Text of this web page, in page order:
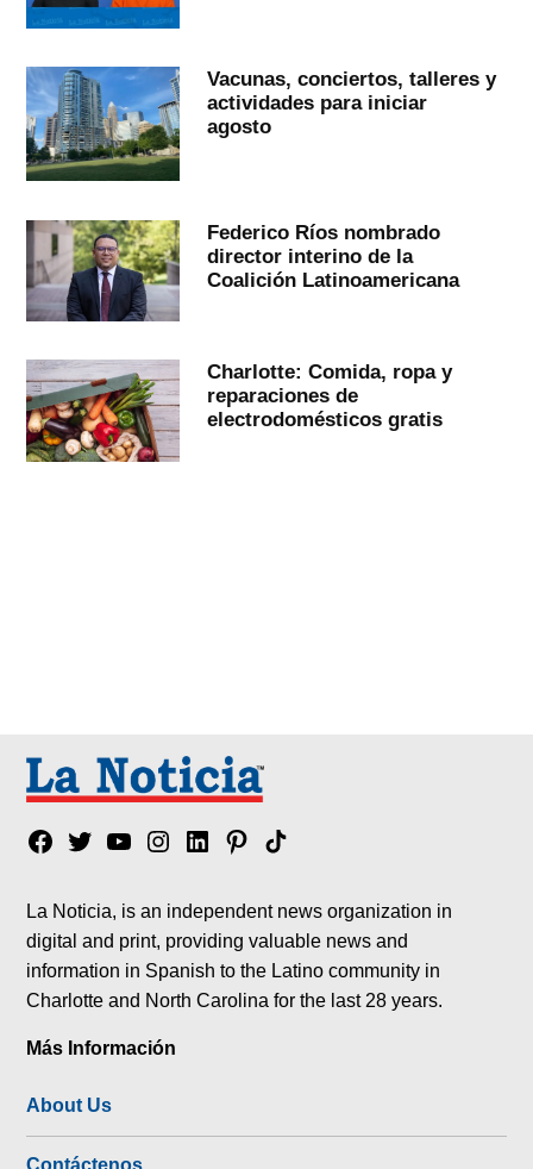
Vacunas, conciertos, talleres y
actividades para iniciar
agosto
Federico Ríos nombrado
director interino de la
Coalición Latinoamericana
Charlotte: Comida, ropa y
reparaciones de
electrodomésticos gratis
Facebook
TwitterYouTubeInstagram
LinkedinPinterest
Tik
La Noticia, is an independent news organization in
digital and print, providing valuable news and
information in Spanish to the Latino community in
Charlotte and North Carolina for the last 28 years.
Más Información
About Us
Contáctenos